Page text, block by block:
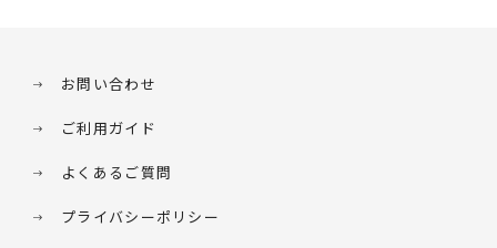
お問い合わせ
ご利用ガイド
よくあるご質問
プライバシーポリシー